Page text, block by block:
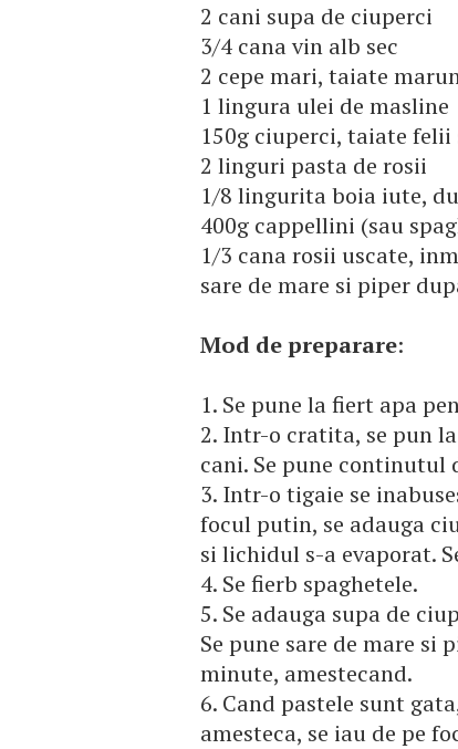
2 cani supa de ciuperci
3/4 cana vin alb sec
2 cepe mari, taiate
1 lingura ulei de masline
150g ciuperci, taiate
2 linguri pasta de rosii
1/8 lingurita boia iute,
400g cappellini (sau
1/3 cana rosii uscate,
sare de mare si piper
Mod de preparare:
1. Se pune la fiert apa
2. Intr-o cratita, se pun
cani. Se pune continutul
3. Intr-o tigaie se
focul putin, se adauga
si lichidul s-a evaporat.
4. Se fierb spaghetele.
5. Se adauga supa de
Se pune sare de mare si
minute, amestecand.
6. Cand pastele sunt
amesteca, se iau de pe